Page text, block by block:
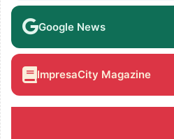
Google News
ImpresaCity Magazine